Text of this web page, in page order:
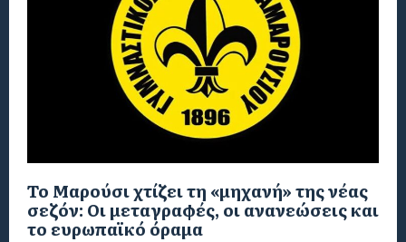
Το Μαρούσι χτίζει τη «μηχανή» της νέας
σεζόν: Οι μεταγραφές, οι ανανεώσεις και
το ευρωπαϊκό όραμα